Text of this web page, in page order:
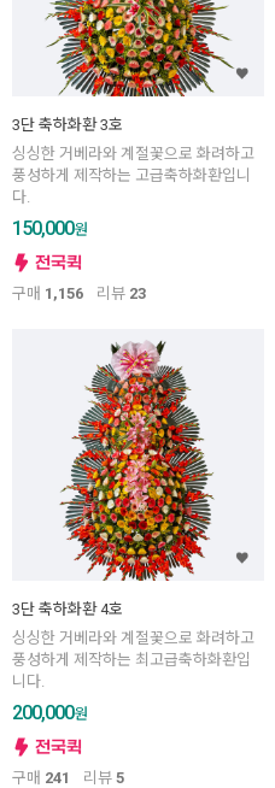
3단 축하화환 3호
싱싱한 거베라와 계절꽃으로 화려하고
풍성하게 제작하는 고급축하화환입니
다.
150,000원
구매 1,156 리뷰 23
3단 축하화환 4호
싱싱한 거베라와 계절꽃으로 화려하고
풍성하게 제작하는 최고급축하화환입
니다.
200,000원
구매 241 리뷰 5